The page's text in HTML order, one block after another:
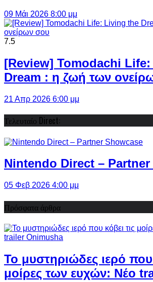
09 Μάι 2026 8:00 μμ
7.5
[Review] Tomodachi
Dream : η ζωή των
21 Απρ 2026 6:00 μμ
Τελευταίο Direct:
Nintendo Direct –
05 Φεβ 2026 4:00 μμ
Πρόσφατα άρθρα
Το μυστηριώδες ιερό που
μοίρες των ευχών: Νέο